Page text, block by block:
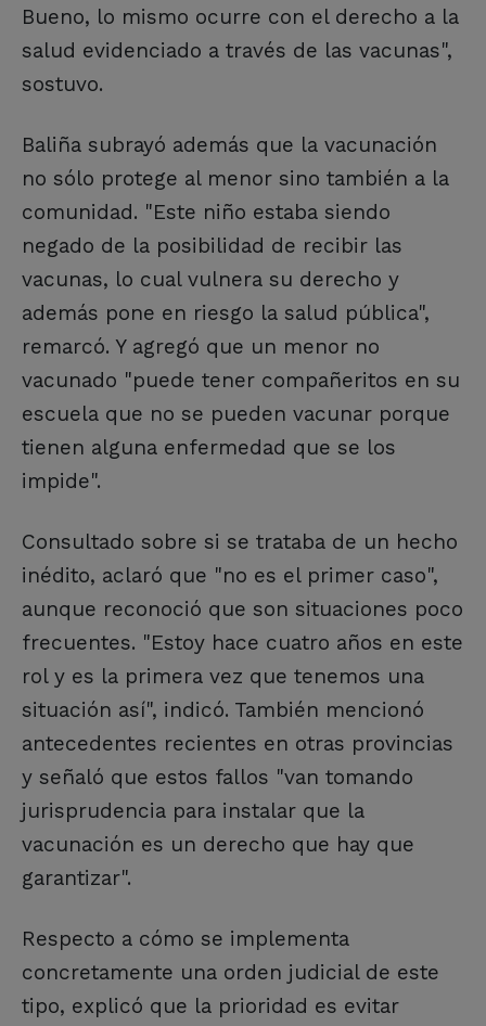
Bueno, lo mismo ocurre con el derecho a la
salud evidenciado a través de las vacunas",
sostuvo.
Baliña subrayó además que la vacunación
no sólo protege al menor sino también a la
comunidad. "Este niño estaba siendo
negado de la posibilidad de recibir las
vacunas, lo cual vulnera su derecho y
además pone en riesgo la salud pública",
remarcó. Y agregó que un menor no
vacunado "puede tener compañeritos en su
escuela que no se pueden vacunar porque
tienen alguna enfermedad que se los
impide".
Consultado sobre si se trataba de un hecho
inédito, aclaró que "no es el primer caso",
aunque reconoció que son situaciones poco
frecuentes. "Estoy hace cuatro años en este
rol y es la primera vez que tenemos una
situación así", indicó. También mencionó
antecedentes recientes en otras provincias
y señaló que estos fallos "van tomando
jurisprudencia para instalar que la
vacunación es un derecho que hay que
garantizar".
Respecto a cómo se implementa
concretamente una orden judicial de este
tipo, explicó que la prioridad es evitar